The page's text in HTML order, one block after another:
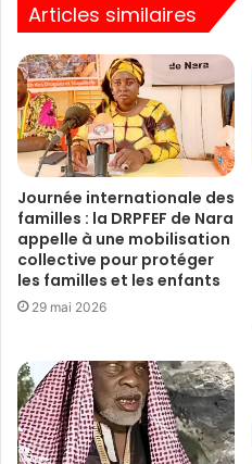
Articles similaires
Journée internationale des
familles : la DRPFEF de Nara
appelle à une mobilisation
collective pour protéger
les familles et les enfants
29 mai 2026